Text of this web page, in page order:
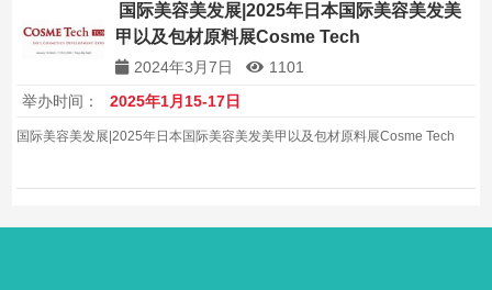
国际美容美发展|2025年日本国际美容美发美
甲以及包材原料展Cosme Tech
2024年3月7日
1101
举办时间：
2025年1月15-17日
国际美容美发展|2025年日本国际美容美发美甲以及包材原料展Cosme Tech